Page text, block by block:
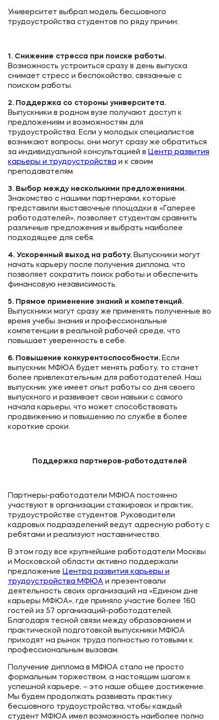
Университет выбрал модель бесшовного
трудоустройства студентов по ряду причин:
1. Снижение стресса при поиске работы.
Возможность устроиться сразу в день выпуска
снимает стресс и беспокойство, связанные с
поиском работы.
2. Поддержка со стороны университета.
Выпускники в родном вузе получают доступ к
предложениям и возможностям для
трудоустройства. Если у молодых специалистов
возникают вопросы, они могут сразу же обратиться
за индивидуальной консультацией в Центр развития
карьеры и трудоустройства и к своим
преподавателям.
3. Выбор между несколькими предложениями.
Знакомство с нашими партнерами, которые
представили выставочные площадки в «Галерее
работодателей», позволяет студентам сравнить
различные предложения и выбрать наиболее
подходящее для себя.
4. Ускоренный выход на работу. Выпускники могут
начать карьеру после получения диплома, что
позволяет сократить поиск работы и обеспечить
финансовую независимость.
5. Прямое применение знаний и компетенций.
Выпускники могут сразу же применять полученные во
время учебы знания и профессиональные
компетенции в реальной рабочей среде, что
повышает уверенность в себе.
6. Повышение конкурентоспособности. Если
выпускник МФЮА будет менять работу, то станет
более привлекательным для работодателей. Наш
выпускник уже имеет опыт работы со дня своего
выпускного и развивает свои навыки с самого
начала карьеры, что может способствовать
продвижению и повышению по службе в более
короткие сроки.
Поддержка партнеров-работодателей
Партнеры-работодатели МФЮА постоянно
участвуют в организации стажировок и практик,
трудоустройстве студентов. Руководители
кадровых подразделений ведут адресную работу с
ребятами и реализуют наставничество.
В этом году все крупнейшие работодатели Москвы
и Московской области активно поддержали
предложение Центра развития карьеры и
трудоустройства МФЮА и презентовали
деятельность своих организаций на «Едином дне
карьеры МФЮА», где приняло участие более 160
гостей из 57 организаций-работодателей.
Благодаря тесной связи между образованием и
практической подготовкой выпускники МФЮА
приходят на рынок труда полностью готовыми к
профессиональным вызовам.
Получение диплома в МФЮА стало не просто
формальным торжеством, а настоящим шагом к
успешной карьере, – это наше общее достижение.
Мы будем продолжать развивать практику
бесшовного трудоустройства, чтобы каждый
студент МФЮА имел возможность наиболее полно